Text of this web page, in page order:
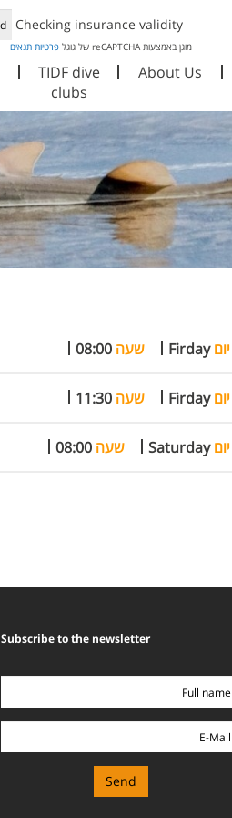
Checking insurance validity
מוגן באמצעות reCAPTCHA של גוגל פרטיות תנאים
About Us
TIDF dive
clubs
יוםFirday שעה 08:00
יוםFirday שעה 11:30
יוםSaturday שעה 08:00
Subscribe to the newsletter